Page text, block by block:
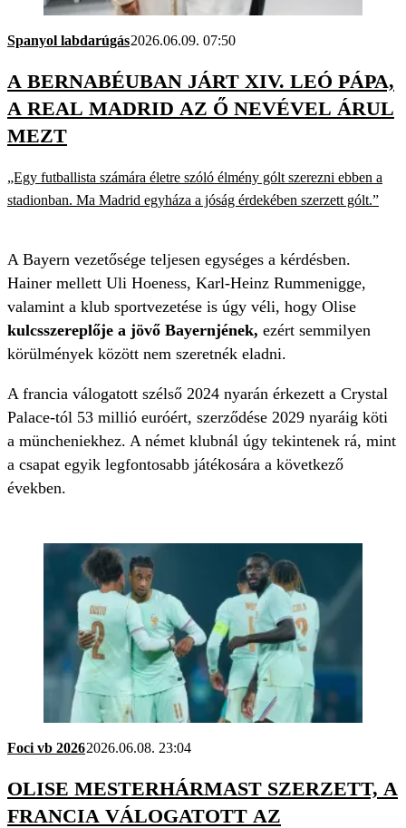
Spanyol labdarúgás2026.06.09. 07:50
A BERNABÉUBAN JÁRT XIV. LEÓ PÁPA,
A REAL MADRID AZ Ő NEVÉVEL ÁRUL
MEZT
„Egy futballista számára életre szóló élmény gólt szerezni ebben a
stadionban. Ma Madrid egyháza a jóság érdekében szerzett gólt.”
A Bayern vezetősége teljesen egységes a kérdésben.
Hainer mellett Uli Hoeness, Karl-Heinz Rummenigge,
valamint a klub sportvezetése is úgy véli, hogy Olise
kulcsszereplője a jövő Bayernjének, ezért semmilyen
körülmények között nem szeretnék eladni.
A francia válogatott szélső 2024 nyarán érkezett a Crystal
Palace-tól 53 millió euróért, szerződése 2029 nyaráig köti
a müncheniekhez. A német klubnál úgy tekintenek rá, mint
a csapat egyik legfontosabb játékosára a következő
években.
Foci vb 20262026.06.08. 23:04
OLISE MESTERHÁRMAST SZERZETT, A
FRANCIA VÁLOGATOTT AZ